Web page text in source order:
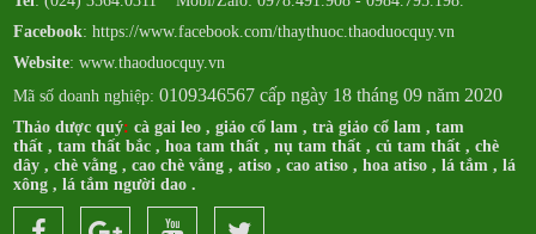
Facebook:https://www.facebook.com/thaythuoc.thaoduocquy.vn
Website: www.thaoduocquy.vn
Mã số doanh nghiệp:0109346567 cấp ngày 18 tháng 09 năm 2020
Thảo dược quý:cà gai leo ,giảo cổ lam ,trà giảo cổ lam ,tam
thất ,tam thất bắc ,hoa tam thất ,nụ tam thất ,củ tam thất ,chè
dây ,chè vằng ,cao chè vằng ,atiso ,cao atiso ,hoa atiso ,lá tắm ,lá
xông ,lá tắm người dao .